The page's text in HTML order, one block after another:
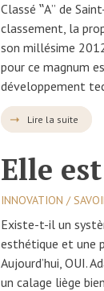
Classé ʽʽAʼʼ de
classement, la
son millésime
pour ce magnum
développement
Lire la suite
Elle
INNOVATION /
Existe-t-il un
esthétique et une
Aujourd’hui, OUI.
un calage liège